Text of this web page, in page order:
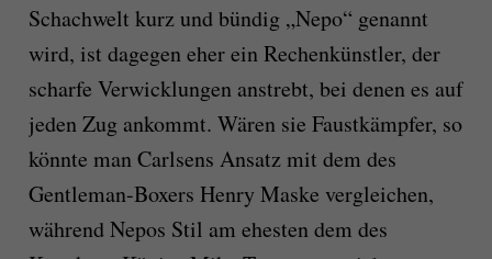
Schachwelt kurz und bündig „Nepo“ genannt
wird, ist dagegen eher ein Rechenkünstler, der
scharfe Verwicklungen anstrebt, bei denen es auf
jeden Zug ankommt. Wären sie Faustkämpfer, so
könnte man Carlsens Ansatz mit dem des
Gentleman-Boxers Henry Maske vergleichen,
während Nepos Stil am ehesten dem des